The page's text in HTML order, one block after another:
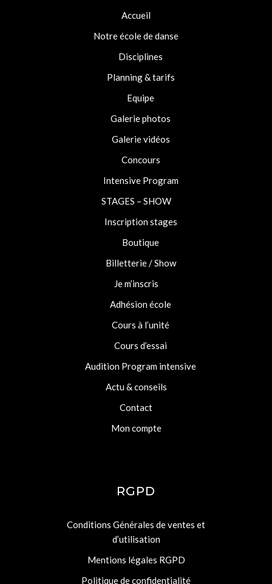
Accueil
Notre école de danse
Disciplines
Planning & tarifs
Equipe
Galerie photos
Galerie vidéos
Concours
Intensive Program
STAGES – SHOW
Inscription stages
Boutique
Billetterie / Show
Je m’inscris
Adhésion école
Cours à l’unité
Cours d’essai
Audition Program intensive
Actu & conseils
Contact
Mon compte
RGPD
Conditions Générales de ventes et
d’utilisation
Mentions légales RGPD
Politique de confidentialité